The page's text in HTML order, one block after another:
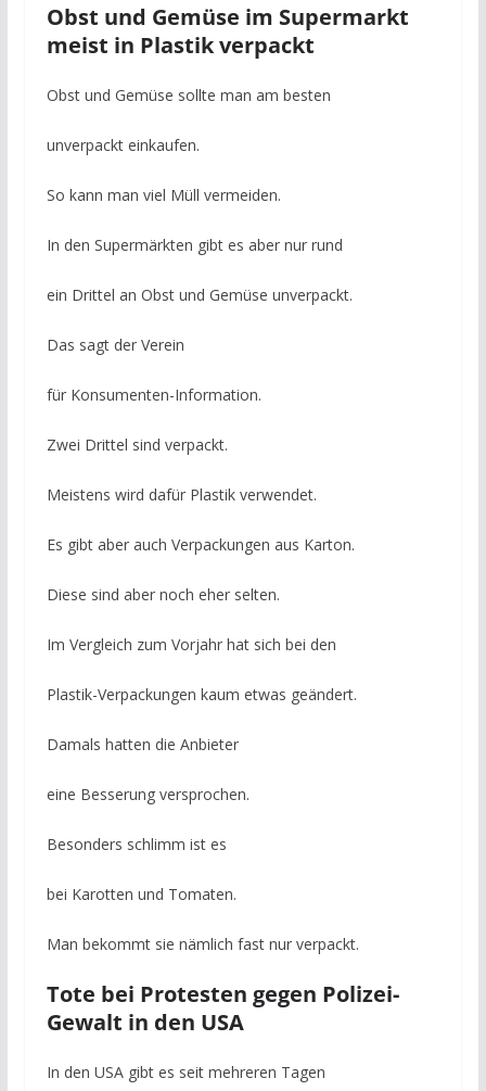
Obst und Gemüse im Supermarkt
meist in Plastik verpackt
Obst und Gemüse sollte man am besten
unverpackt einkaufen.
So kann man viel Müll vermeiden.
In den Supermärkten gibt es aber nur rund
ein Drittel an Obst und Gemüse unverpackt.
Das sagt der Verein
für Konsumenten-Information.
Zwei Drittel sind verpackt.
Meistens wird dafür Plastik verwendet.
Es gibt aber auch Verpackungen aus Karton.
Diese sind aber noch eher selten.
Im Vergleich zum Vorjahr hat sich bei den
Plastik-Verpackungen kaum etwas geändert.
Damals hatten die Anbieter
eine Besserung versprochen.
Besonders schlimm ist es
bei Karotten und Tomaten.
Man bekommt sie nämlich fast nur verpackt.
Tote bei Protesten gegen Polizei-
Gewalt in den USA
In den USA gibt es seit mehreren Tagen